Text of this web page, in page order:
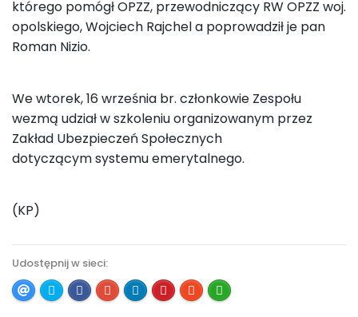
którego pomógł OPZZ, przewodniczący RW OPZZ woj.
opolskiego, Wojciech Rajchel a poprowadził je pan
Roman Nizio.
We wtorek, 16 września br. członkowie Zespołu
wezmą udział w szkoleniu organizowanym przez
Zakład Ubezpieczeń Społecznych
dotyczącym systemu emerytalnego.
(KP)
Udostępnij w sieci: